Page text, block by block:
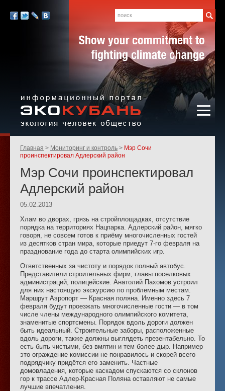
«ЭКО-КУБАНЬ»
человек,
общество
Родительские
страницы:
Главная Мониторинг и контроль
Мэр Сочи
проинспектировал Адлерский район
Мэр Сочи проинспектировал
Адлерский район
05.02.2013
Хлам во дворах, грязь на стройплощадках, отсутствие
порядка на территориях Нацпарка. Адлерский район, мягко
говоря, не совсем готов к приёму многочисленных гостей
из десятков стран мира, которые приедут 7-го февраля на
празднование года до старта олимпийских игр.
Ответственных за чистоту и порядок полный автобус.
Представители строительных фирм, главы поселковых
администраций, полицейские. Анатолий Пахомов устроил
для них настоящую экскурсию по проблемным местам.
Маршрут Аэропорт — Красная поляна. Именно здесь 7
февраля будут проезжать многочисленные гости — в том
числе члены международного олимпийского комитета,
знаменитые спортсмены. Порядок вдоль дороги должен
быть идеальный. Строительные заборы, расположенные
вдоль дороги, также должны выглядеть презентабельно. То
есть быть чистыми, без вмятин и тем более дыр. Например
это ограждение комиссии не понравилось и скорей всего
подрядчику придётся его заменить. Частные
домовладения, которые каскадом спускаются со склонов
гор к трассе Адлер-Красная Поляна оставляют не самые
лучшие впечатления.
Мы
Поиск